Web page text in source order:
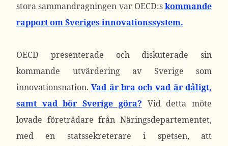
stora sammandragningen var OECD:skommande
rapport om Sveriges innovationssystem.
OECD presenterade och diskuterade sin
kommande utvärdering av Sverige som
innovationsnation.Vad är bra och vad är dåligt,
samt vad bör Sverige göra? Vid detta möte
lovade företrädare från Näringsdepartementet,
med en statssekreterare i spetsen, att